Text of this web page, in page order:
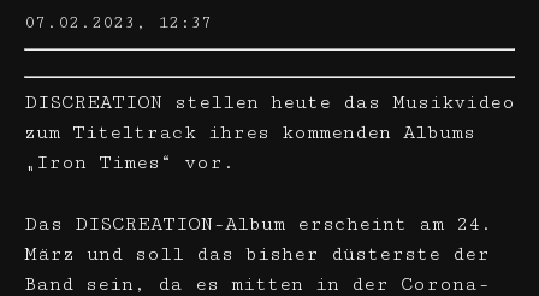
07.02.2023, 12:37
DISCREATION stellen heute das Musikvideo
zum Titeltrack ihres kommenden Albums
„Iron Times“ vor.
Das DISCREATION-Album erscheint am 24.
März und soll das bisher düsterste der
Band sein, da es mitten in der Corona-